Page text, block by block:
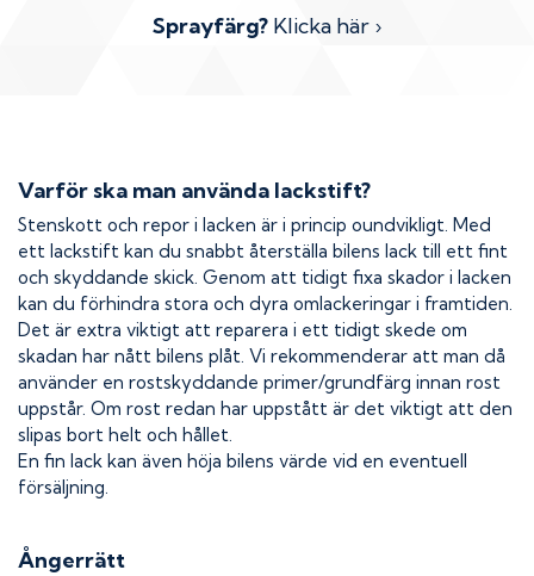
Sprayfärg? Klicka här ›
Varför ska man använda lackstift?
Stenskott och repor i lacken är i princip oundvikligt. Med
ett lackstift kan du snabbt återställa bilens lack till ett fint
och skyddande skick. Genom att tidigt fixa skador i lacken
kan du förhindra stora och dyra omlackeringar i framtiden.
Det är extra viktigt att reparera i ett tidigt skede om
skadan har nått bilens plåt. Vi rekommenderar att man då
använder en rostskyddande primer/grundfärg innan rost
uppstår. Om rost redan har uppstått är det viktigt att den
slipas bort helt och hållet.
En fin lack kan även höja bilens värde vid en eventuell
försäljning.
Ångerrätt